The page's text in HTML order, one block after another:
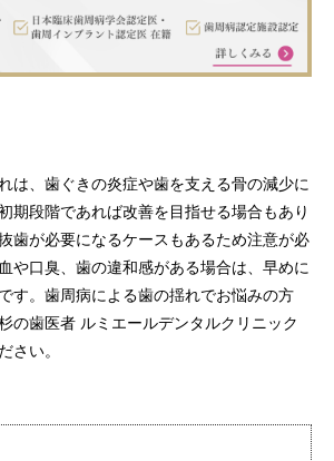
は、歯ぐきの炎症や歯を支える骨の減少に
期段階であれば改善を目指せる場合もあり
歯が必要になるケースもあるため注意が必
や口臭、歯の違和感がある場合は、早めに
す。歯周病による歯の揺れでお悩みの方
の歯医者 ルミエールデンタルクリニック
さい。